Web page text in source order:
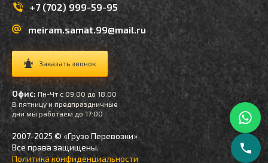
+7 (702) 999-59-95
meiram.samat.99@mail.ru
Заказать звонок
Офис: Пн-Чт с 09.00 до 18.00
В пятницу и предпраздничные
дни мы работаем до 17:00
2007-2025 © «Грузо Перевозки»
Все права защищены.
Политика конфиденциальности